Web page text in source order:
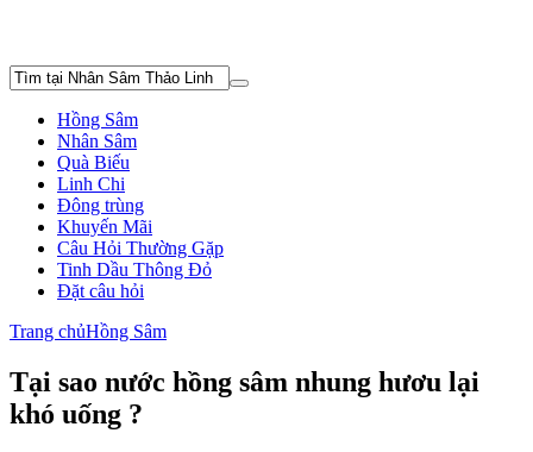
Hồng Sâm
Nhân Sâm
Quà Biếu
Linh Chi
Đông trùng
Khuyến Mãi
Câu Hỏi Thường Gặp
Tinh Dầu Thông Đỏ
Đặt câu hỏi
Trang chủHồng Sâm
Tại sao nước hồng sâm nhung hươu lại
khó uống ?